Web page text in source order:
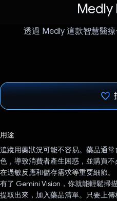
Medly
透過 Medly 這款智慧醫
用途
追蹤用藥狀況可能不容易。藥品通
色，導致消費者產生困惑，並購買
在過敏反應和儲存需求等重要細節。
有了 Gemini Vision，你就能輕鬆掃
提取出來，加入藥品清單。只要上